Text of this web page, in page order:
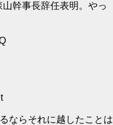
幹事長辞任表明。やっ
ならそれに越したことは